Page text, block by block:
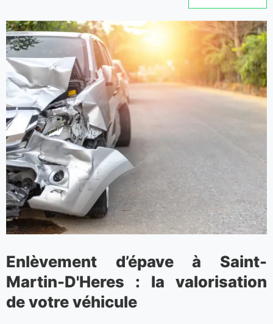
Enlèvement d’épave à Saint-
Martin-D'Heres : la valorisation
de votre véhicule